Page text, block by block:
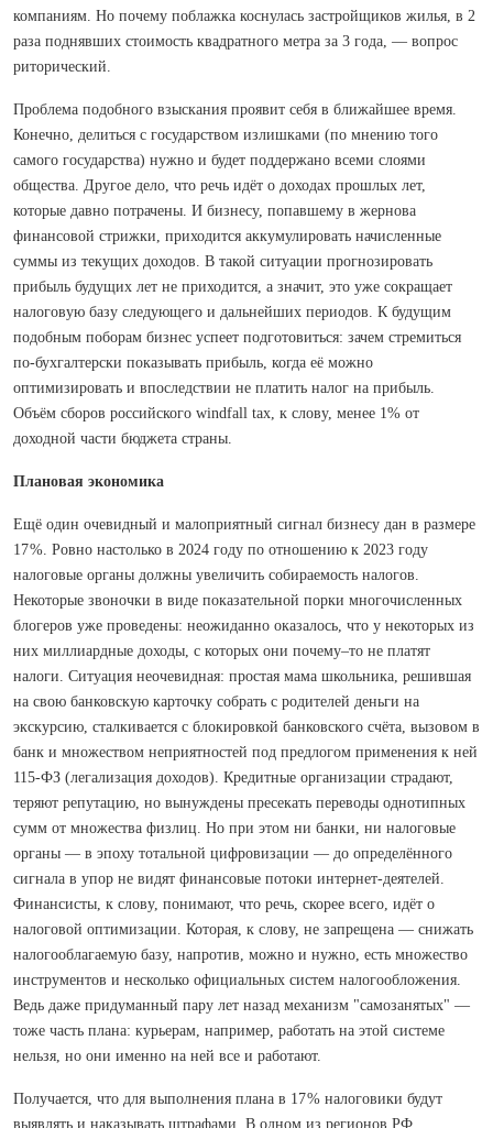
компаниям. Но почему поблажка коснулась застройщиков жилья, в 2
раза поднявших стоимость квадратного метра за 3 года, — вопрос
риторический.
Проблема подобного взыскания проявит себя в ближайшее время.
Конечно, делиться с государством излишками (по мнению того
самого государства) нужно и будет поддержано всеми слоями
общества. Другое дело, что речь идёт о доходах прошлых лет,
которые давно потрачены. И бизнесу, попавшему в жернова
финансовой стрижки, приходится аккумулировать начисленные
суммы из текущих доходов. В такой ситуации прогнозировать
прибыль будущих лет не приходится, а значит, это уже сокращает
налоговую базу следующего и дальнейших периодов. К будущим
подобным поборам бизнес успеет подготовиться: зачем стремиться
по-бухгалтерски показывать прибыль, когда её можно
оптимизировать и впоследствии не платить налог на прибыль.
Объём сборов российского windfall tax, к слову, менее 1% от
доходной части бюджета страны.
Плановая экономика
Ещё один очевидный и малоприятный сигнал бизнесу дан в размере
17 %. Ровно настолько в 2024 году по отношению к 2023 году
налоговые органы должны увеличить собираемость налогов.
Некоторые звоночки в виде показательной порки многочисленных
блогеров уже проведены: неожиданно оказалось, что у некоторых из
них миллиардные доходы, с которых они почему–то не платят
налоги. Ситуация неочевидная: простая мама школьника, решившая
на свою банковскую карточку собрать с родителей деньги на
экскурсию, сталкивается с блокировкой банковского счёта, вызовом в
банк и множеством неприятностей под предлогом применения к ней
115-ФЗ (легализация доходов). Кредитные организации страдают,
теряют репутацию, но вынуждены пресекать переводы однотипных
сумм от множества физлиц. Но при этом ни банки, ни налоговые
органы — в эпоху тотальной цифровизации — до определённого
сигнала в упор не видят финансовые потоки интернет-деятелей.
Финансисты, к слову, понимают, что речь, скорее всего, идёт о
налоговой оптимизации. Которая, к слову, не запрещена — снижать
налогооблагаемую базу, напротив, можно и нужно, есть множество
инструментов и несколько официальных систем налогообложения.
Ведь даже придуманный пару лет назад механизм "самозанятых" —
тоже часть плана: курьерам, например, работать на этой системе
нельзя, но они именно на ней все и работают.
Получается, что для выполнения плана в 17 % налоговики будут
выявлять и наказывать штрафами. В одном из регионов РФ,